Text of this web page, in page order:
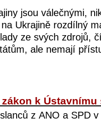
jsou válečnými,
Ukrajině rozdílný
ze svých zdrojů,
ale nemají
k Ústavnímu
z ANO a SPD